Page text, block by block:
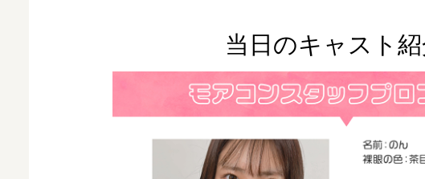
当日のキャスト